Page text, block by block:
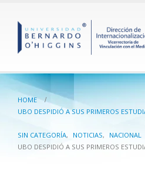
HOME
UBO DESPIDIÓ A SUS PRIMEROS
SIN CATEGORÍA, NOTICIAS,
NACIONAL
UBO DESPIDIÓ A SUS PRIMEROS